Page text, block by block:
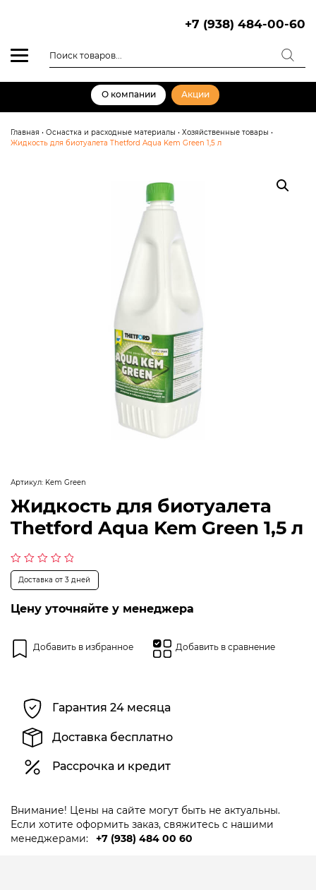
+7 (938) 484-00-60
товаров
О компании Акции
Главная • Оснастка и расходные материалы • Хозяйственные товары •
Жидкость для биотуалета Thetford Aqua Kem Green 1,5 л
Артикул: Kem Green
Жидкость для биотуалета
Thetford Aqua Kem Green 1,5 л
Оценка
из
Доставка от 3 дней
Цену уточняйте у менеджера
Добавить в избранное Добавить в сравнение
Гарантия 24 месяца
Доставка бесплатно
Рассрочка и кредит
Внимание! Цены на сайте могут быть не актуальны.
Если хотите оформить заказ, свяжитесь с нашими
менеджерами:
+7 (938) 484 00 60